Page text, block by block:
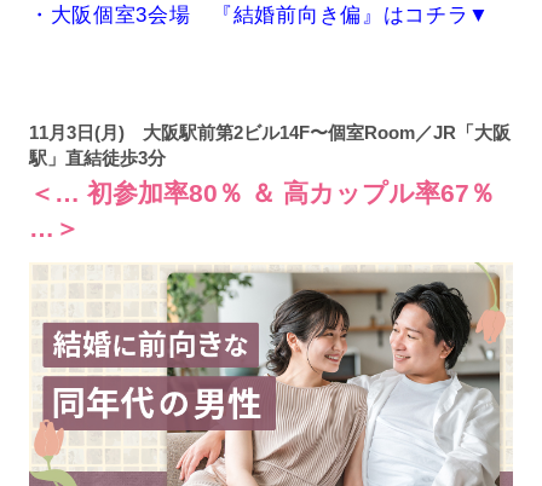
・大阪個室3会場 『結婚前向き偏』はコチラ▼
11月3日(月) 大阪駅前第2ビル14F〜個室Room／JR「大阪
駅」直結徒歩3分
＜… 初参加率80％ ＆ 高カップル率67％
…＞